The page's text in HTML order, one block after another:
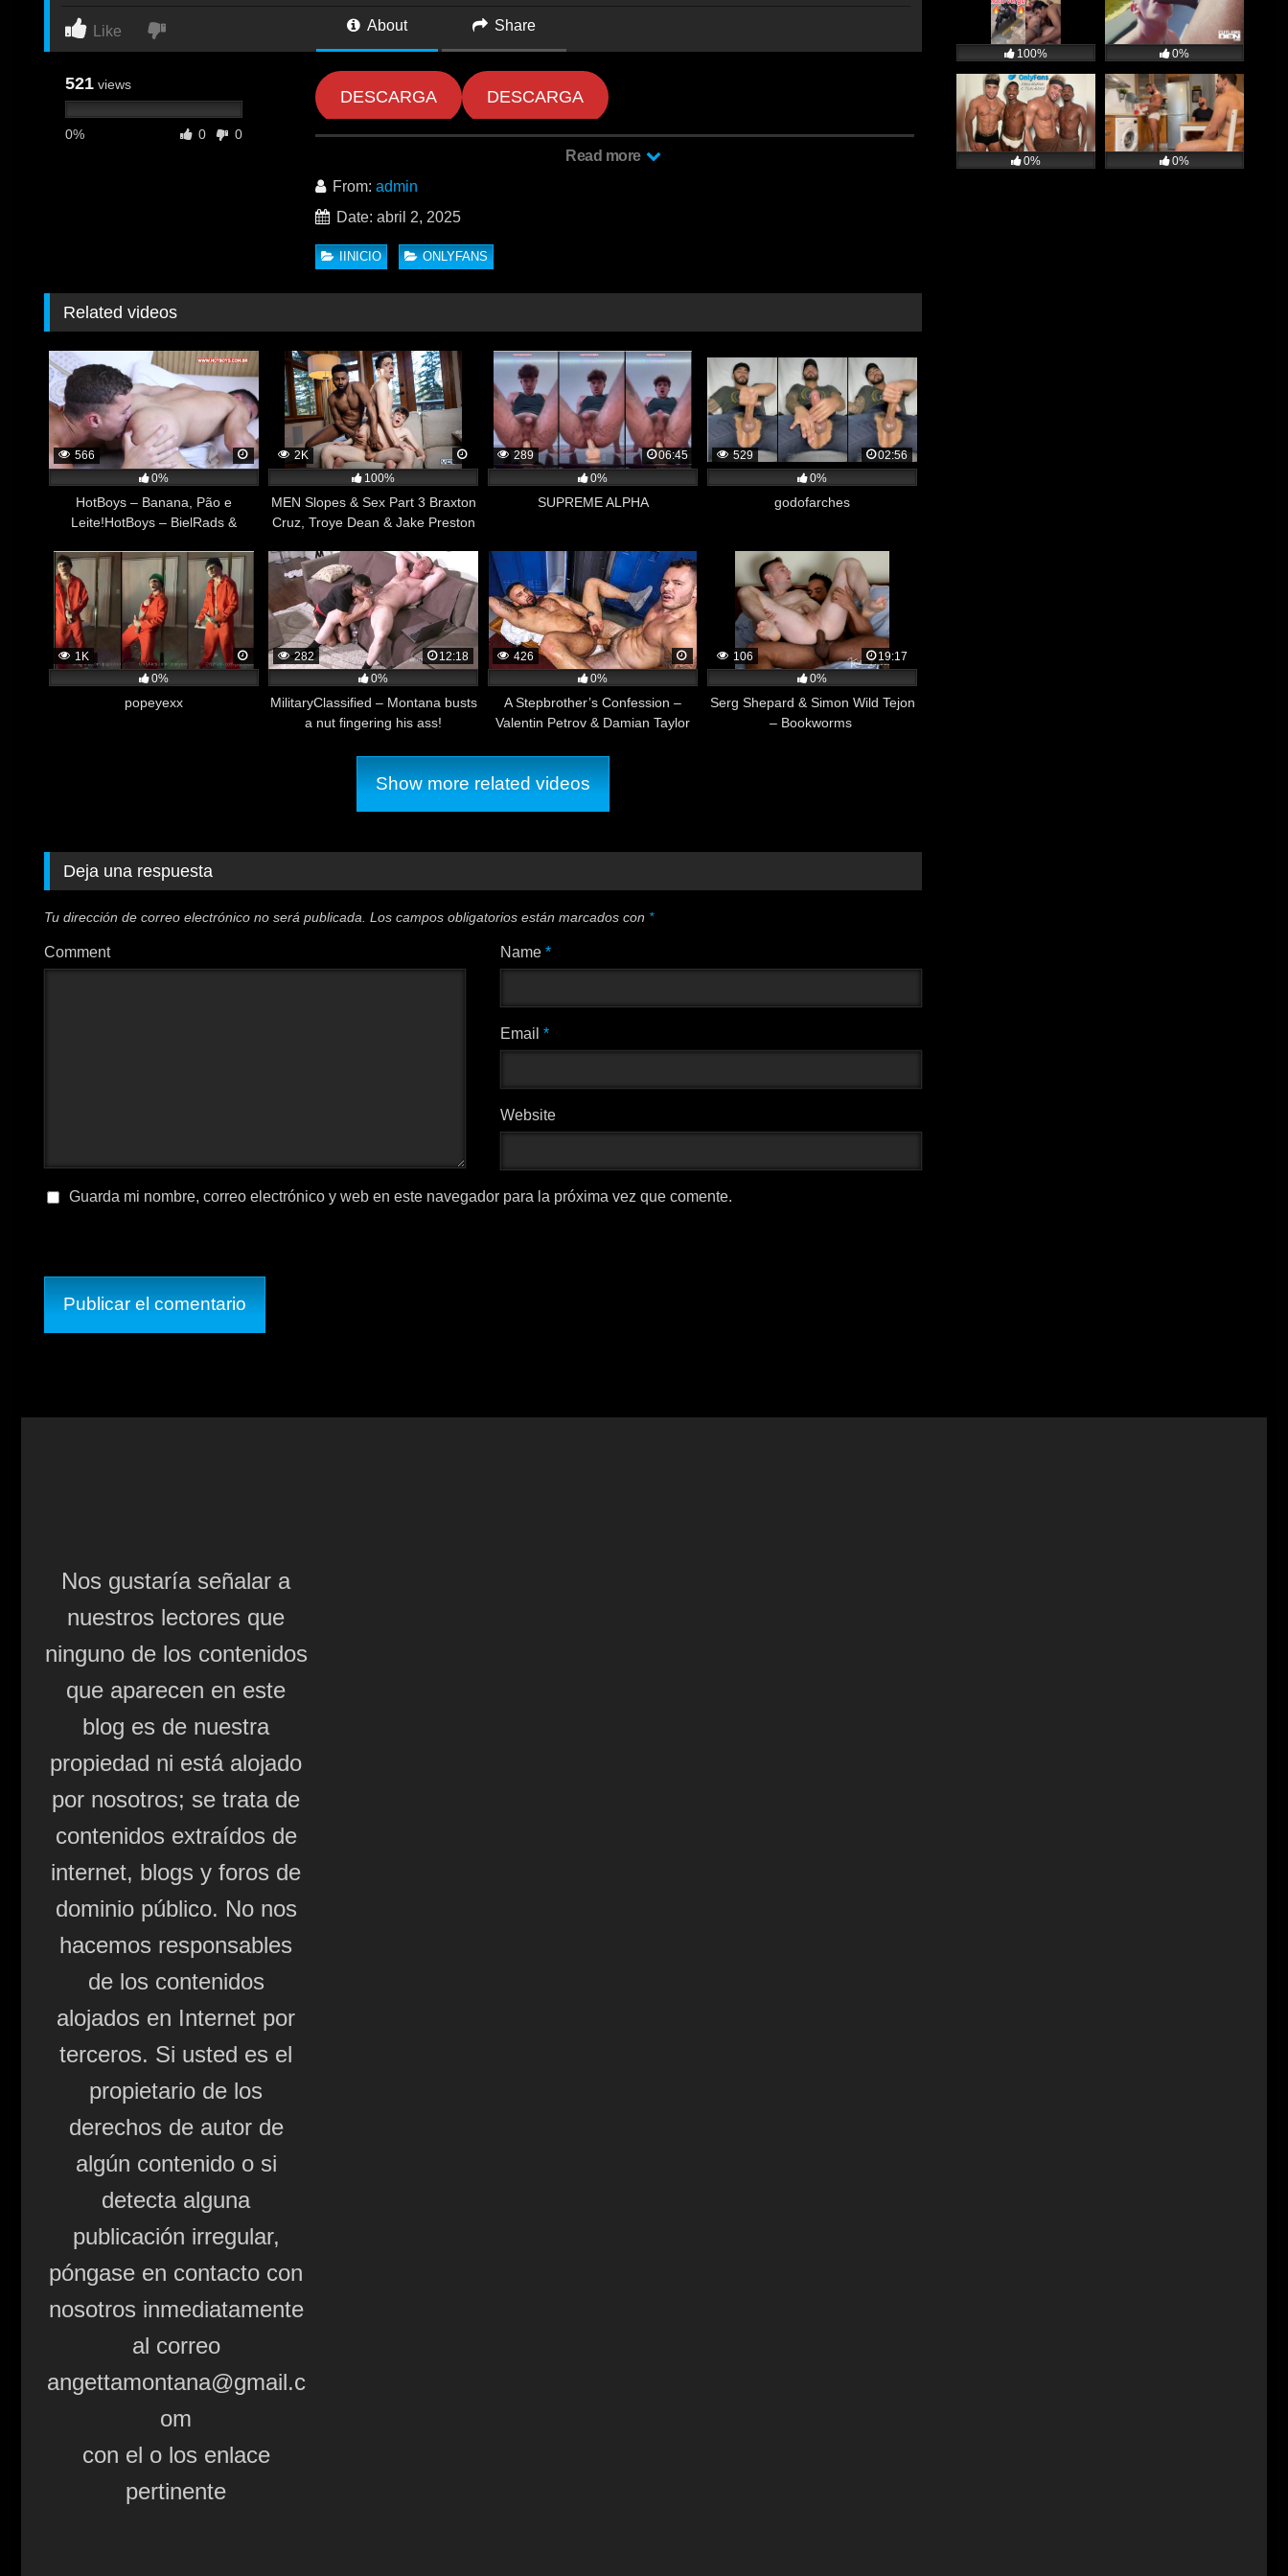
Like About Share
521 views
0% 0 0
DESCARGA DESCARGA
acaneladohot
Read more
From: admin
Date: abril 2, 2025
IINICIO ONLYFANS
Related videos
566
0%
HotBoys – Banana, Pão e
Leite!HotBoys – BielRads &
2K
100%
MEN Slopes & Sex Part 3 Braxton
Cruz, Troye Dean & Jake Preston
289
06:45
0%
SUPREME ALPHA
529
02:56
0%
godofarches
1K
0%
popeyexx
282
12:18
0%
MilitaryClassified – Montana busts
a nut fingering his ass!
426
0%
A Stepbrother’s Confession –
Valentin Petrov & Damian Taylor
106
19:17
0%
Serg Shepard & Simon Wild Tejon
– Bookworms
Show more related videos
Deja una respuesta
Tu dirección de correo electrónico no será publicada. Los campos obligatorios están marcados con *
Comment Name*
Email*
Website
Guarda mi nombre, correo electrónico y web en este navegador para la próxima vez que comente.
100% 0%
0% 0%
Nos gustaría señalar a
nuestros lectores que
ninguno de los contenidos
que aparecen en este
blog es de nuestra
propiedad ni está alojado
por nosotros; se trata de
contenidos extraídos de
internet, blogs y foros de
dominio público. No nos
hacemos responsables
de los contenidos
alojados en Internet por
terceros. Si usted es el
propietario de los
derechos de autor de
algún contenido o si
detecta alguna
publicación irregular,
póngase en contacto con
nosotros inmediatamente
al correo
angettamontana@gmail.c
om
con el o los enlace
pertinente